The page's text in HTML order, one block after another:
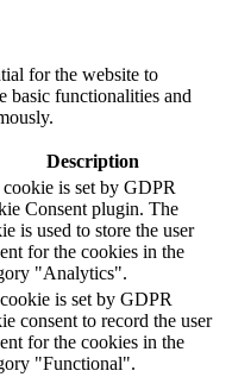
for the website to
basic functionalities and
Description
is set by GDPR
Consent plugin. The
is used to store the user
for the cookies in the
"Analytics".
is set by GDPR
consent to record the user
for the cookies in the
"Functional".